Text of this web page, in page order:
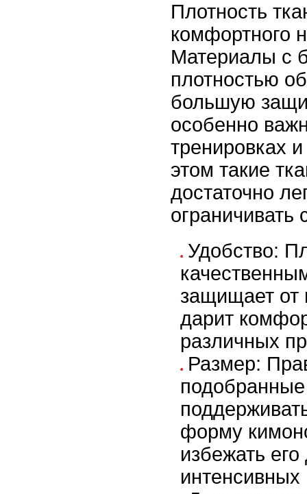
Плотность
комфортного
Материалы с
плотностью
большую
особенно
тренировках
этом такие
достаточно
ограничивать
Удобство:
защищает от
дарит
различных
Размер:
форму
избежать
интенсивных